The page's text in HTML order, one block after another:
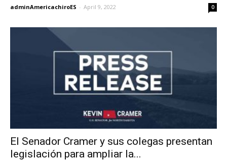
adminAmericachiroES - April 9, 2022 0
El Senador Cramer y sus colegas presentan
legislación para ampliar la...